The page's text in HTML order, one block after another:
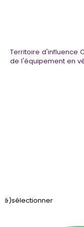
Territoire d'influence
de l'équipement en